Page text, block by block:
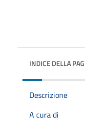
INDICE DELLA
Descrizione
A cura di